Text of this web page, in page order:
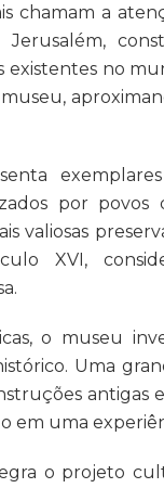
chamam a
existentes no
por povos
valiosas
XVI,
o museu
Uma
antigas
em uma
o projeto